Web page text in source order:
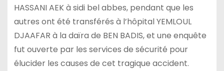
HASSANI AEK à sidi bel abbes, pendant que les
autres ont été transférés à l’hôpital YEMLOUL
DJAAFAR à la daïra de BEN BADIS, et une enquête
fut ouverte par les services de sécurité pour
élucider les causes de cet tragique accident.